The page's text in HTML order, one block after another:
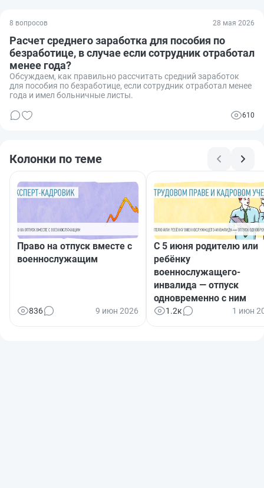
8 вопросов 28 мая 2026
Расчет среднего заработка для пособия по
безработице, в случае если сотрудник отработал
менее года?
Обсуждаем, как правильно рассчитать средний заработок
для пособия по безработице, если сотрудник отработал менее
года и имел больничные листы.
610
Колонки по теме
Право на отпуск вместе с
военнослужащим
836 9 июн 2026
С 5 июня родителю или
ребёнку
военнослужащего-
инвалида — отпуск
одновременно с ним
1.2к 1 июн